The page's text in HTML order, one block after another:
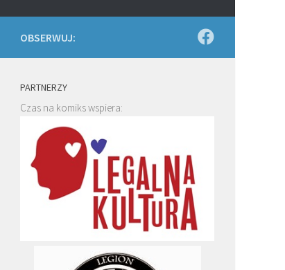
OBSERWUJ:
PARTNERZY
Czas na komiks wspiera: